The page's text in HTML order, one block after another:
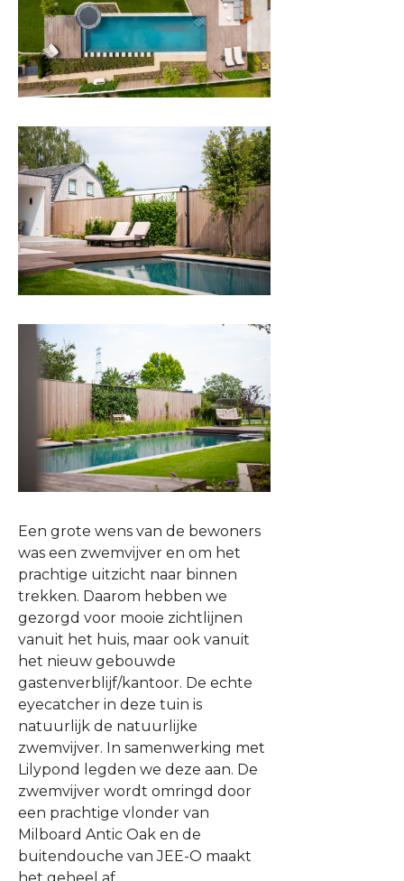
Een grote wens van de bewoners
was een zwemvijver en om het
prachtige uitzicht naar binnen
trekken. Daarom hebben we
gezorgd voor mooie zichtlijnen
vanuit het huis, maar ook vanuit
het nieuw gebouwde
gastenverblijf/kantoor. De echte
eyecatcher in deze tuin is
natuurlijk de natuurlijke
zwemvijver. In samenwerking met
Lilypond legden we deze aan. De
zwemvijver wordt omringd door
een prachtige vlonder van
Milboard Antic Oak en de
buitendouche van JEE-O maakt